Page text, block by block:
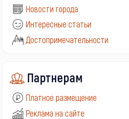
Новости города
Интересные статьи
Достопримечательности
Партнерам
Платное размещение
Реклама на сайте